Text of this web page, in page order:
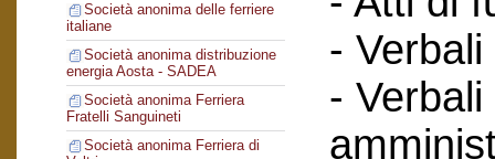
Società anonima delle ferriere
italiane
Società anonima distribuzione
energia Aosta - SADEA
Società anonima Ferriera
Fratelli Sanguineti
Società anonima Ferriera di
- Verbali
-